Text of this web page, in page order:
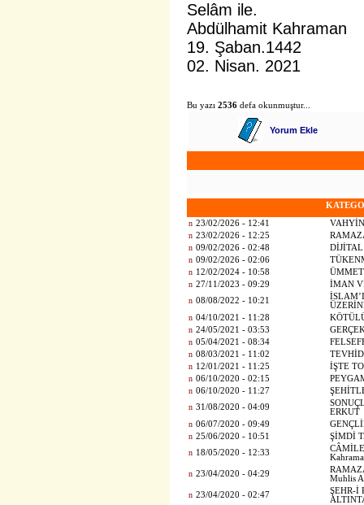
Selâm ile.
Abdülhamit Kahraman
19. Şaban.1442
02. Nisan. 2021
Bu yazı 2536 defa okunmuştur...
Yorum Ekle
n 23/02/2026 - 12:41
n 23/02/2026 - 12:25
n 09/02/2026 - 02:48
n 09/02/2026 - 02:06
n 12/02/2024 - 10:58
n 27/11/2023 - 09:29
İMAN
n 08/08/2022 - 10:21
n 04/10/2021 - 11:28
n 24/05/2021 - 03:53
n 05/04/2021 - 08:34
n 08/03/2021 - 11:02
n 12/01/2021 - 11:25
İŞTE
n 06/10/2020 - 02:15
n 06/10/2020 - 11:27
n 31/08/2020 - 04:09
ERKUT
n 06/07/2020 - 09:49
n 25/06/2020 - 10:51
ŞİMDİ
n 18/05/2020 - 12:33
n 23/04/2020 - 04:29
Muhlis
n 23/04/2020 - 02:47
ŞEHR-İ